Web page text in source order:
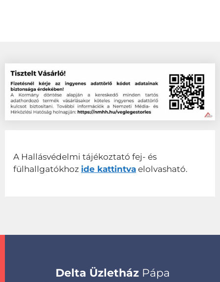
A Hallásvédelmi tájékoztató fej- és
fülhallgatókhoz ide kattintva elolvasható.
Delta ÜzletházPápa